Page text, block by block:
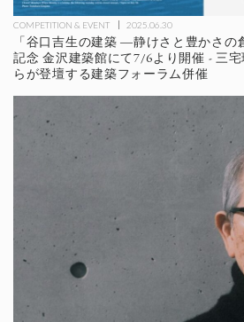
COMPETITION & EVENT 2025.06.30
「谷口吉生の建築 ―静けさと豊かさ
記念 金沢建築館にて7/6より開催 - 三
らが登壇する建築フォーラム併催